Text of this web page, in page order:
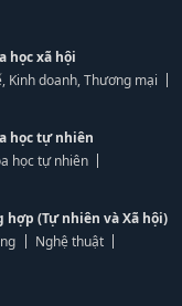
học xã hội
Kinh doanh, Thương mại
học tự nhiên
học tự nhiên
hợp (Tự nhiên và Xã hội)
Nghệ thuật